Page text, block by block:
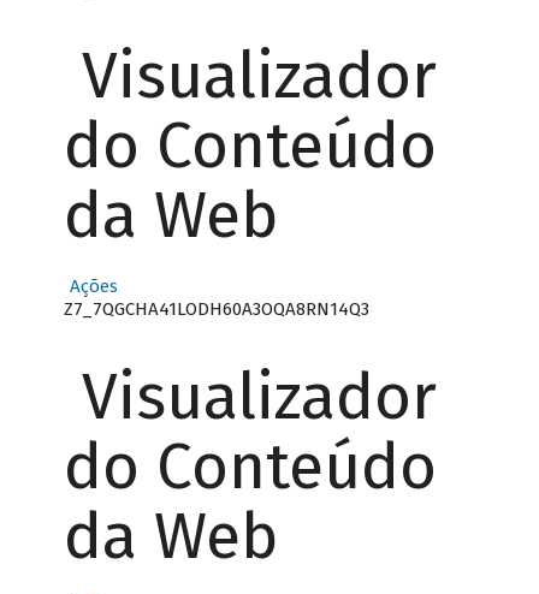
Visualizador
do Conteúdo
da Web
Ações
Z7_7QGCHA41LODH60A3OQA8RN14Q3
Visualizador
do Conteúdo
da Web